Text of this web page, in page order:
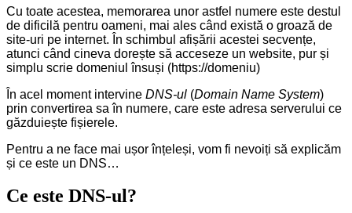
Cu toate acestea, memorarea unor astfel numere este destul
de dificilă pentru oameni, mai ales când există o groază de
site-uri pe internet. În schimbul afișării acestei secvențe,
atunci când cineva dorește să acceseze un website, pur și
simplu scrie domeniul însuși (https://domeniu)
În acel moment intervine DNS-ul (Domain Name System)
prin convertirea sa în numere, care este adresa serverului ce
găzduiește fișierele.
Pentru a ne face mai ușor înțeleși, vom fi nevoiți să explicăm
și ce este un DNS…
Ce este DNS-ul?